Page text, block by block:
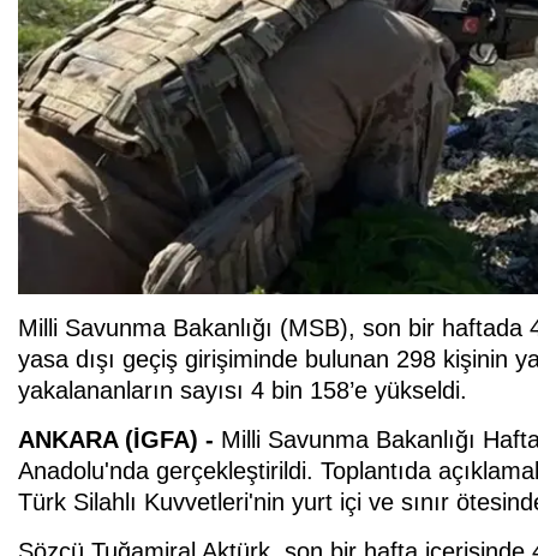
Milli Savunma Bakanlığı (MSB), son bir haftada
yasa dışı geçiş girişiminde bulunan 298 kişinin
yakalananların sayısı 4 bin 158’e yükseldi.
ANKARA (İGFA) - Milli Savunma Bakanlığı
Anadolu'nda gerçekleştirildi. Toplantıda
Türk Silahlı Kuvvetleri'nin yurt içi ve sınır